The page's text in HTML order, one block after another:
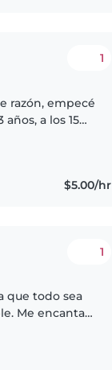
1
razón, empecé
a los 15
$5.00/hr
1
que todo sea
Me encanta